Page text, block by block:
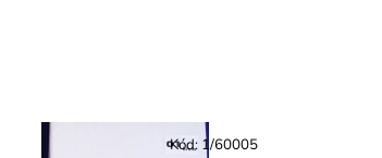
Kód: 1/60005